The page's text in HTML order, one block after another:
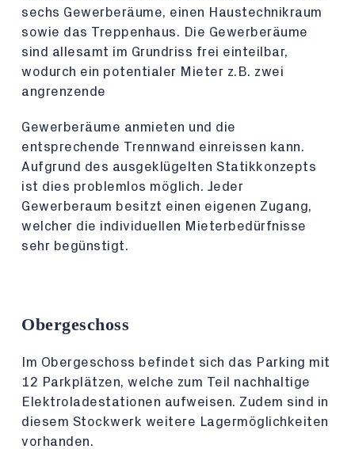
sechs Gewerberäume, einen Haustechnikraum
sowie das Treppenhaus. Die Gewerberäume
sind allesamt im Grundriss frei einteilbar,
wodurch ein potentialer Mieter z.B. zwei
angrenzende
Gewerberäume anmieten und die
entsprechende Trennwand einreissen kann.
Aufgrund des ausgeklügelten Statikkonzepts
ist dies problemlos möglich. Jeder
Gewerberaum besitzt einen eigenen Zugang,
welcher die individuellen Mieterbedürfnisse
sehr begünstigt.
Obergeschoss
Im Obergeschoss befindet sich das Parking mit
12 Parkplätzen, welche zum Teil nachhaltige
Elektroladestationen aufweisen. Zudem sind in
diesem Stockwerk weitere Lagermöglichkeiten
vorhanden.